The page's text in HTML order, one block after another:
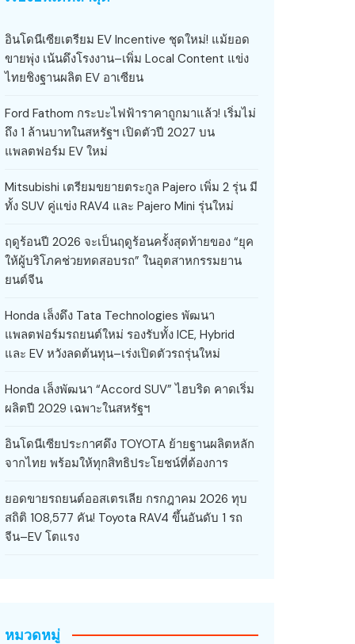
อินโดนีเซียเตรียม EV Incentive ชุดใหม่! แม้ยอด
ขายพุ่ง เน้นดึงโรงงาน–เพิ่ม Local Content แข่ง
ไทยชิงฐานผลิต EV อาเซียน
Ford Fathom กระบะไฟฟ้าราคาถูกมาแล้ว! เริ่มไม่
ถึง 1 ล้านบาทในสหรัฐฯ เปิดตัวปี 2027 บน
แพลตฟอร์ม EV ใหม่
Mitsubishi เตรียมขยายตระกูล Pajero เพิ่ม 2 รุ่น มี
ทั้ง SUV คู่แข่ง RAV4 และ Pajero Mini รุ่นใหม่
ฤดูร้อนปี 2026 จะเป็นฤดูร้อนครั้งสุดท้ายของ “ยุค
ให้ผู้บริโภคช่วยทดสอบรถ” ในอุตสาหกรรมยาน
ยนต์จีน
Honda เล็งดึง Tata Technologies พัฒนา
แพลตฟอร์มรถยนต์ใหม่ รองรับทั้ง ICE, Hybrid
และ EV หวังลดต้นทุน–เร่งเปิดตัวรถรุ่นใหม่
Honda เล็งพัฒนา “Accord SUV” ไฮบริด คาดเริ่ม
ผลิตปี 2029 เฉพาะในสหรัฐฯ
อินโดนีเซียประกาศดึง TOYOTA ย้ายฐานผลิตหลัก
จากไทย พร้อมให้ทุกสิทธิประโยชน์ที่ต้องการ
ยอดขายรถยนต์ออสเตรเลีย กรกฎาคม 2026 ทุบ
สถิติ 108,577 คัน! Toyota RAV4 ขึ้นอันดับ 1 รถ
จีน–EV โตแรง
หมวดหมู่